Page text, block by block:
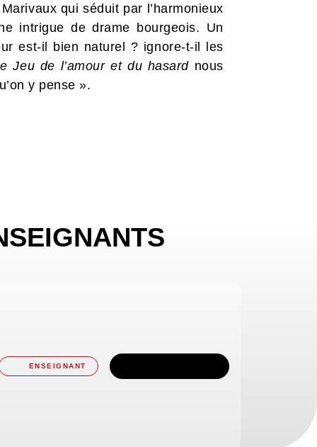
qui séduit par l’harmonieux
intrigue de drame bourgeois. Un
est-il bien naturel ? ignore-t-il les
Jeu de l’amour et du hasard nous
y pense ».
ENSEIGNANT